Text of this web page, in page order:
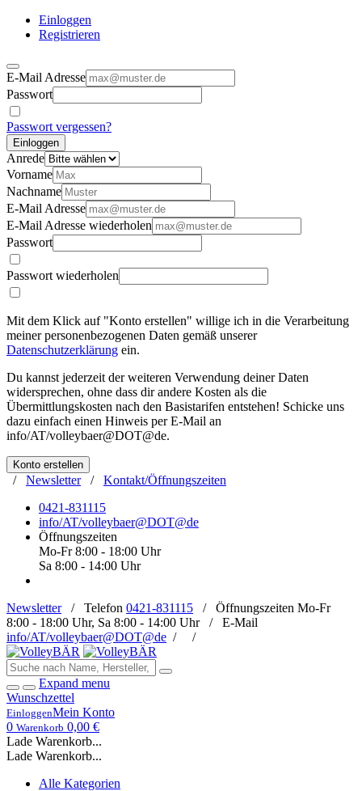
Einloggen
Registrieren
E-Mail Adresse
Passwort
Passwort vergessen?
Einloggen
Anrede
Vorname
Nachname
E-Mail Adresse
E-Mail Adresse wiederholen
Passwort
Passwort wiederholen
Mit dem Klick auf "Konto erstellen" willige ich in die Verarbeitung
meiner personenbezogenen Daten gemäß unserer
Datenschutzerklärung ein.
Du kannst jederzeit der weiteren Verwendung deiner Daten
widersprechen, ohne dass dir andere Kosten als die
Übermittlungskosten nach den Basistarifen entstehen! Schicke uns
dazu einfach einen Hinweis per E-Mail an
info/AT/volleybaer@DOT@de.
Konto erstellen
/ Newsletter/ Kontakt/Öffnungszeiten
0421-831115
info/AT/volleybaer@DOT@de
Öffnungszeiten
Mo-Fr 8:00 - 18:00 Uhr
Sa 8:00 - 14:00 Uhr
Newsletter/ Telefon 0421-831115 / Öffnungszeiten Mo-Fr
8:00 - 18:00 Uhr, Sa 8:00 - 14:00 Uhr / E-Mail
info/AT/volleybaer@DOT@de / /
Expand menu
Wunschzettel
EinloggenMein Konto
0 Warenkorb 0,00 €
Lade Warenkorb...
Lade Warenkorb...
Alle Kategorien